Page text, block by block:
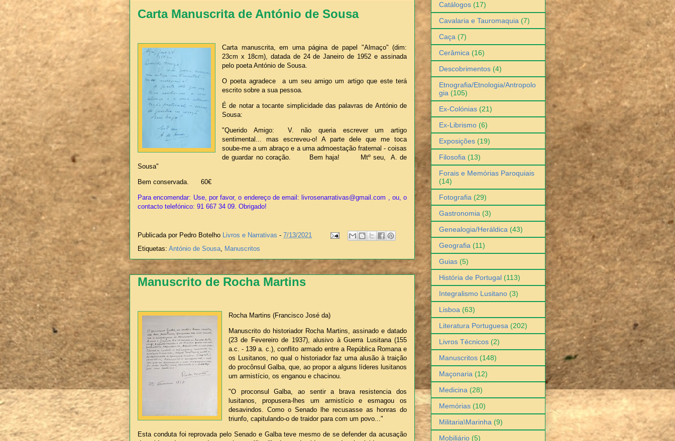
Carta Manuscrita de António de Sousa
Carta manuscrita, em uma página de papel "Almaço" (dim:
23cm x 18cm), datada de 24 de Janeiro de 1952 e assinada
pelo poeta António de Sousa.
O poeta agradece a um seu amigo um artigo que este terá
escrito sobre a sua pessoa.
É de notar a tocante simplicidade das palavras de António de
Sousa:
"Querido Amigo: V. não queria escrever um artigo
sentimental... mas escreveu-o! A parte dele que me toca
soube-me a um abraço e a uma admoestação fraternal - coisas
de guardar no coração. Bem haja! Mtº seu, A. de
Sousa"
Bem conservada. 60€
Para encomendar: Use, por favor, o endereço de email: livrosenarrativas@gmail.com , ou, o
contacto telefónico: 91 667 34 09. Obrigado!
Publicada por Pedro Botelho Livros e Narrativas - 7/13/2021
Etiquetas: António de Sousa Manuscritos
Manuscrito de Rocha Martins
Rocha Martins (Francisco José da)
Manuscrito do historiador Rocha Martins, assinado e datado
(23 de Fevereiro de 1937), alusivo à Guerra Lusitana (155
a.c. - 139 a. c.), conflito armado entre a República Romana e
os Lusitanos, no qual o historiador faz uma alusão à traição
do procônsul Galba, que, ao propor a alguns líderes lusitanos
um armistício, os enganou e chacinou.
"O proconsul Galba, ao sentir a brava resistencia dos
lusitanos, propusera-lhes um armistício e esmagou os
desavindos. Como o Senado lhe recusasse as honras do
triunfo, capitulando-o de traidor para com um povo..."
Esta conduta foi reprovada pelo Senado e Galba teve mesmo de se defender da acusação
Catálogos (17)
Cavalaria e Tauromaquia (7)
Caça (7)
Cerâmica (16)
Descobrimentos (4)
Etnografia/Etnologia/Antropolo
gia (105)
Ex-Colónias (21)
Ex-Librismo (6)
Exposições (19)
Filosofia (13)
Forais e Memórias Paroquiais
(14)
Fotografia (29)
Gastronomia (3)
Genealogia/Heráldica (43)
Geografia (11)
Guias (5)
História de Portugal (113)
Integralismo Lusitano (3)
Lisboa (63)
Literatura Portuguesa (202)
Livros Técnicos (2)
Manuscritos (148)
Maçonaria (12)
Medicina (28)
Memórias (10)
Militaria\Marinha (9)
Mobiliário (5)